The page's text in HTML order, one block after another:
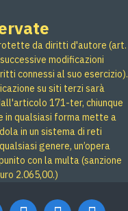
da diritti d'autore (art.
modificazioni
connessi al suo esercizio).
su siti terzi sarà
171-ter, chiunque
in qualsiasi forma mette a
in un sistema di reti
genere, un’opera
con la multa (sanzione
2.065,00.)